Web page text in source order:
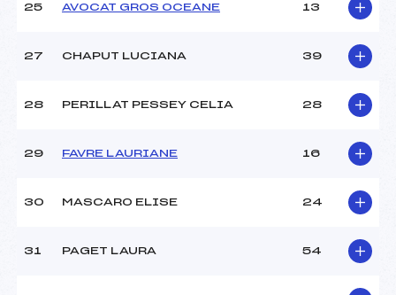
25 AVOCAT GROS OCEANE 13
27 CHAPUT LUCIANA 39
28 PERILLAT PESSEY CELIA 28
29 FAVRE LAURIANE 16
30 MASCARO ELISE 24
31 PAGET LAURA 54